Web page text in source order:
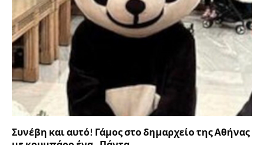
Συνέβη και αυτό! Γάμος στο δημαρχείο της Αθήνας